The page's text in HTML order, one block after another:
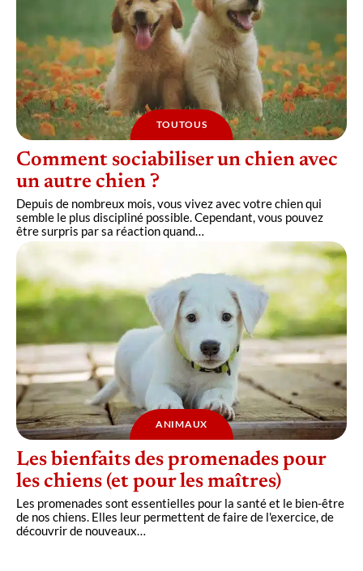
TOUTOUS
Comment sociabiliser un chien avec
un autre chien ?
Depuis de nombreux mois, vous vivez avec votre chien qui
semble le plus discipliné possible. Cependant, vous pouvez
être surpris par sa réaction quand…
ANIMAUX
Les bienfaits des promenades pour
les chiens (et pour les maîtres)
Les promenades sont essentielles pour la santé et le bien-être
de nos chiens. Elles leur permettent de faire de l'exercice, de
découvrir de nouveaux